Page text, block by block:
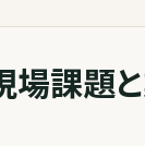
場課題